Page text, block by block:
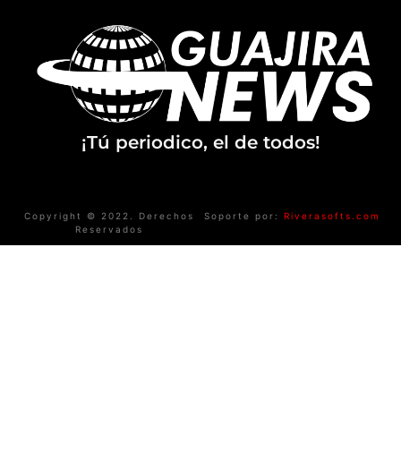
¡Tú periodico, el de todos!
Copyright © 2022. Derechos
Reservados
Soporte por: Riverasofts.com